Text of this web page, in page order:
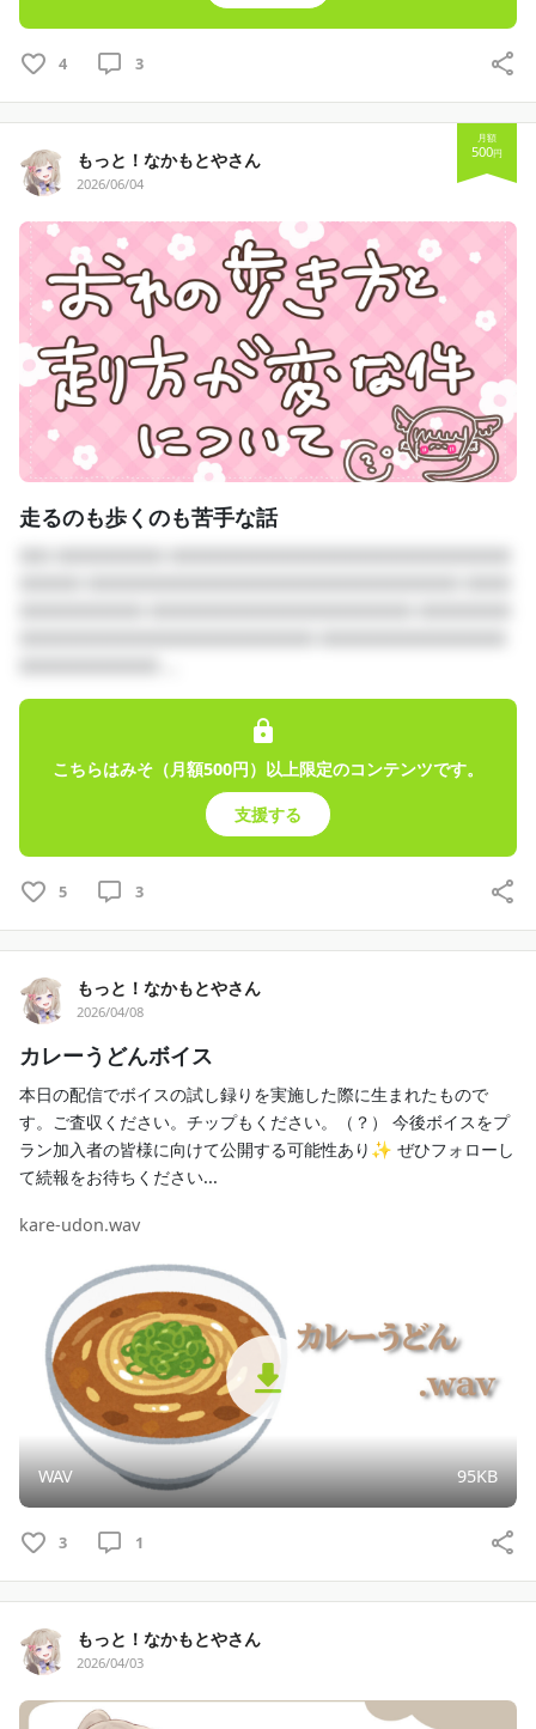
4 3
もっと！なかもとやさん
2026/06/04
月額
500円
走るのも歩くのも苦手な話
こちらはみそ（月額500円）以上限定のコンテンツです。
支援する
5 3
もっと！なかもとやさん
2026/04/08
カレーうどんボイス
本日の配信でボイスの試し録りを実施した際に生まれたもので
す。ご査収ください。チップもください。（？） 今後ボイスをプ
ラン加入者の皆様に向けて公開する可能性あり✨ ぜひフォローし
て続報をお待ちください...
kare-udon.wav
WAV 95KB
3 1
もっと！なかもとやさん
2026/04/03